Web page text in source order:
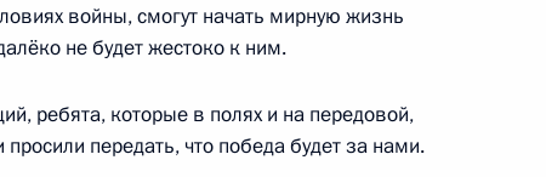
26
войны, смогут начать мирную жизнь
не будет жестоко к ним.
ребята, которые в полях и на передовой,
передать, что победа будет за нами.